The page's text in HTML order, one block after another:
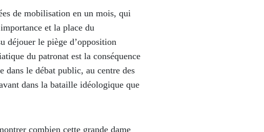
de mobilisation en un mois, qui
et la place du
déjouer le piège d’opposition
du patronat est la conséquence
dans le débat public, au centre des
dans la bataille idéologique que
combien cette grande dame